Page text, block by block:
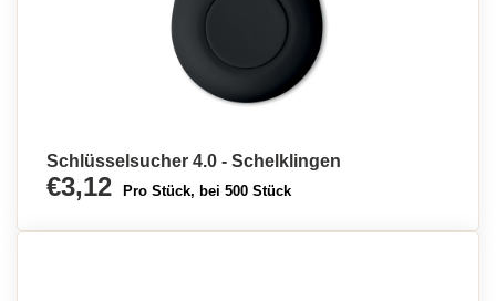
Schlüsselsucher 4.0 - Schelklingen
€3,12 Pro Stück, bei 500 Stück